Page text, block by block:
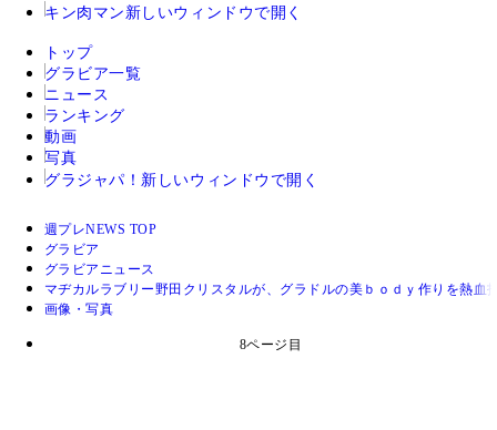
キン肉マン 新しいウィンドウで開く
トップ
グラビア一覧
ニュース
ランキング
動画
写真
グラジャパ！ 新しいウィンドウで開く
週プレNEWS TOP
グラビア
グラビアニュース
マヂカルラブリー野田クリスタルが、グラドルの美ｂｏｄｙ作りを熱血
画像・写真
8ページ目